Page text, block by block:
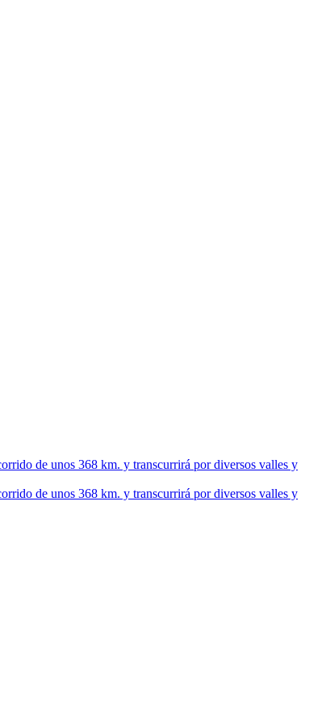
de unos 368 km. y transcurrirá por diversos valles y
de unos 368 km. y transcurrirá por diversos valles y